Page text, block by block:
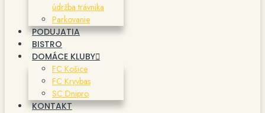
údržba trávnika
Parkovanie
PODUJATIA
BISTRO
DOMÁCE KLUBY
FC Košice
FC Kryvbas
SC Dnipro
KONTAKT